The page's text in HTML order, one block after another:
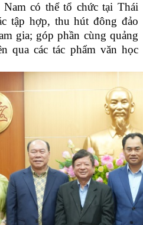
có thể tổ chức tại Thái
tập hợp, thu hút đông đảo
gia; góp phần cùng quảng
qua các tác phẩm văn học